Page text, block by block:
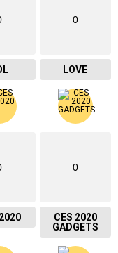
0
LOVE
0
CES 2020
GADGETS